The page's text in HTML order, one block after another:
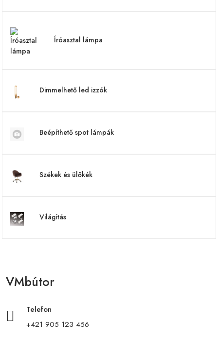
Íróasztal lámpa
Dimmelhető led izzók
Beépíthető spot lámpák
Székek és ülőkék
Világítás
VMbútor
Telefon
+421 905 123 456